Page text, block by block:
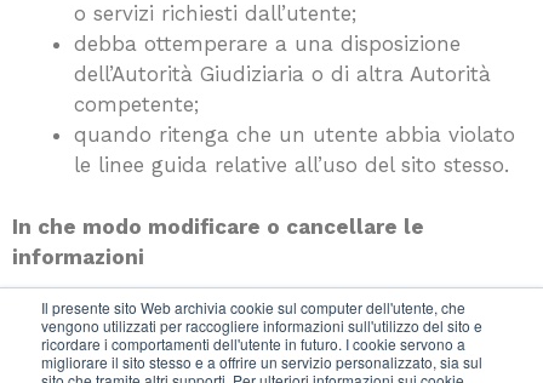
Il presente sito Web archivia cookie sul computer dell'utente, che
vengono utilizzati per raccogliere informazioni sull'utilizzo del sito e
ricordare i comportamenti dell'utente in futuro. I cookie servono a
migliorare il sito stesso e a offrire un servizio personalizzato, sia sul
o servizi richiesti dall’utente;
debba ottemperare a una disposizione
dell’Autorità Giudiziaria o di altra Autorità
competente;
quando ritenga che un utente abbia violato
le linee guida relative all’uso del sito stesso.
In che modo modificare o cancellare le
informazioni
In qualsiasi momento gli utenti possono esercitare
i diritti previsti dall’art. 7 del GDPR, fra i quali il